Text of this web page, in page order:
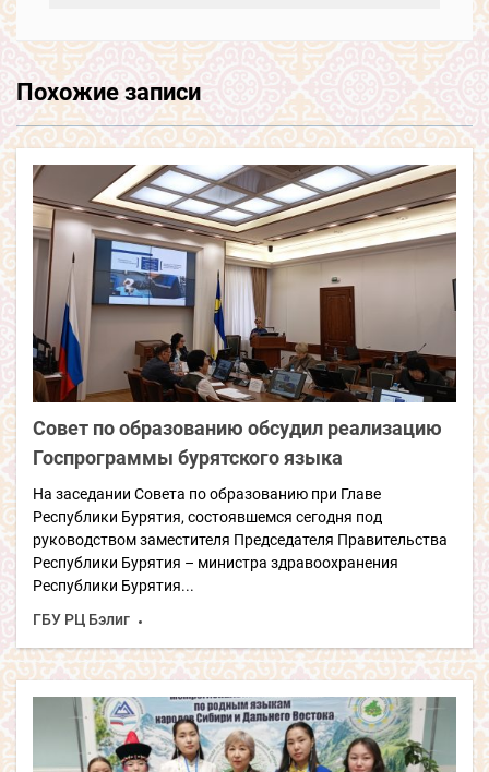
Похожие записи
Совет по образованию обсудил реализацию
Госпрограммы бурятского языка
На заседании Совета по образованию при Главе
Республики Бурятия, состоявшемся сегодня под
руководством заместителя Председателя Правительства
Республики Бурятия – министра здравоохранения
Республики Бурятия...
ГБУ РЦ Бэлиг